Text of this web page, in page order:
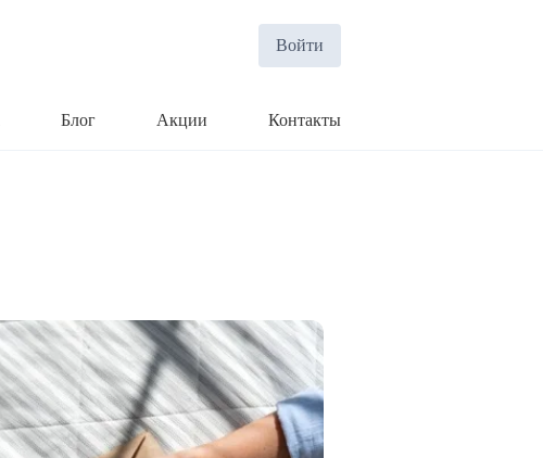
Войти
Блог Акции Контакты